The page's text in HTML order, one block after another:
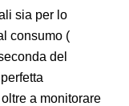
sia per lo
consumo (
del
a monitorare